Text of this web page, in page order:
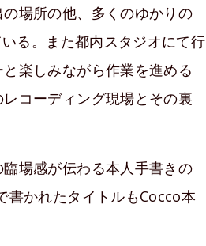
場所の他、多くのゆかりの
る。また都内スタジオにて行
楽しみながら作業を進める
コーディング現場とその裏
場感が伝わる本人手書きの
書かれたタイトルもCocco本